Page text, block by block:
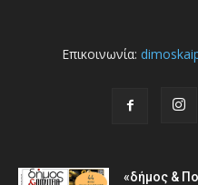
Επικοινωνία:
«δήμος &